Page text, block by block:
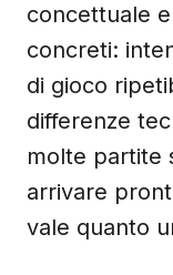
concettuale
concreti:
di gioco
differenze
molte partite
arrivare
vale quanto